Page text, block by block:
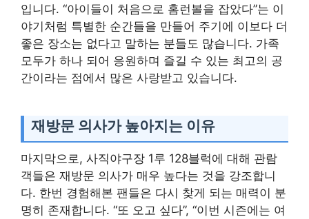
입니다. “아이들이 처음으로 홈런볼을 잡았다”는 이
야기처럼 특별한 순간들을 만들어 주기에 이보다 더
좋은 장소는 없다고 말하는 분들도 많습니다. 가족
모두가 하나 되어 응원하며 즐길 수 있는 최고의 공
간이라는 점에서 많은 사랑받고 있습니다.
재방문 의사가 높아지는 이유
마지막으로, 사직야구장 1루 128블럭에 대해 관람
객들은 재방문 의사가 매우 높다는 것을 강조합니
다. 한번 경험해본 팬들은 다시 찾게 되는 매력이 분
명히 존재합니다. “또 오고 싶다”, “이번 시즌에는 여